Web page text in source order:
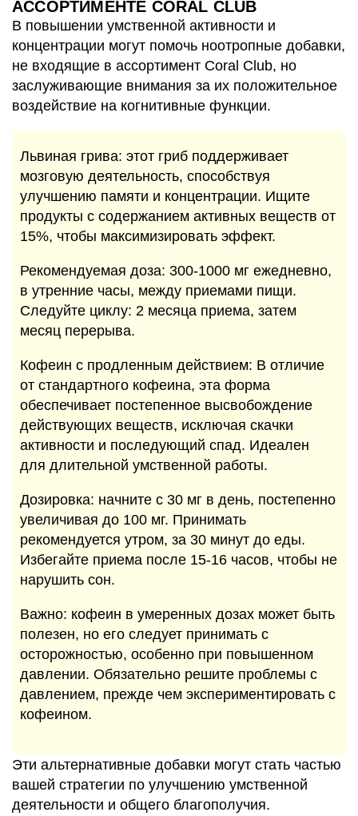
АССОРТИМЕНТЕ CORAL CLUB
В повышении умственной активности и
концентрации могут помочь ноотропные добавки,
не входящие в ассортимент Coral Club, но
заслуживающие внимания за их положительное
воздействие на когнитивные функции.
Львиная грива: этот гриб поддерживает
мозговую деятельность, способствуя
улучшению памяти и концентрации. Ищите
продукты с содержанием активных веществ от
15%, чтобы максимизировать эффект.
Рекомендуемая доза: 300-1000 мг ежедневно,
в утренние часы, между приемами пищи.
Следуйте циклу: 2 месяца приема, затем
месяц перерыва.
Кофеин с продленным действием: В отличие
от стандартного кофеина, эта форма
обеспечивает постепенное высвобождение
действующих веществ, исключая скачки
активности и последующий спад. Идеален
для длительной умственной работы.
Дозировка: начните с 30 мг в день, постепенно
увеличивая до 100 мг. Принимать
рекомендуется утром, за 30 минут до еды.
Избегайте приема после 15-16 часов, чтобы не
нарушить сон.
Важно: кофеин в умеренных дозах может быть
полезен, но его следует принимать с
осторожностью, особенно при повышенном
давлении. Обязательно решите проблемы с
давлением, прежде чем экспериментировать с
кофеином.
Эти альтернативные добавки могут стать частью
вашей стратегии по улучшению умственной
деятельности и общего благополучия.